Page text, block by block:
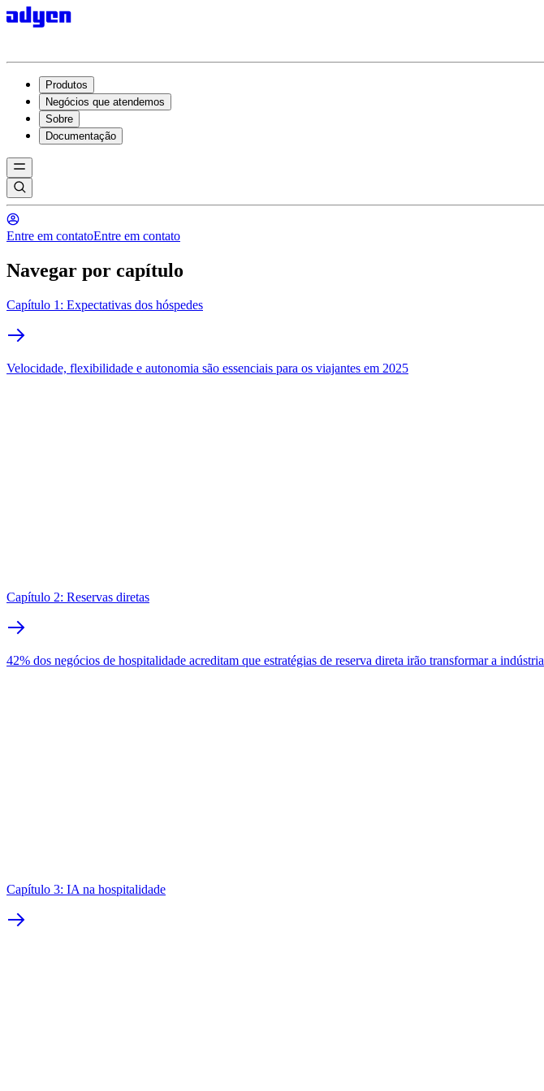
Produtos
Negócios que atendemos
Sobre
Documentação
Entre em contatoEntre em contato
Navegar por capítulo
Capítulo 1: Expectativas dos hóspedes
Velocidade, flexibilidade e autonomia são essenciais para os viajantes em 2025
Capítulo 2: Reservas diretas
42% dos negócios de hospitalidade acreditam que estratégias de reserva direta irão transformar a indústria
Capítulo 3: IA na hospitalidade